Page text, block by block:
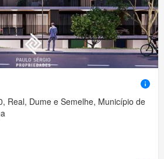
Real, Dume e Semelhe, Município de